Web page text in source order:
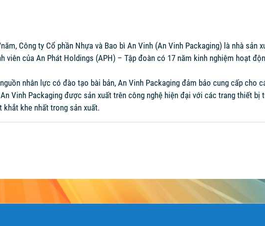
Công ty Cổ phần Nhựa và Bao bì An Vinh (An Vinh Packaging) là nhà sản
của An Phát Holdings (APH) – Tập đoàn có 17 năm kinh nghiệm hoạt
nhân lực có đào tạo bài bản, An Vinh Packaging đảm bảo cung cấp cho
Vinh Packaging được sản xuất trên công nghệ hiện đại với các trang thiết bị
khe nhất trong sản xuất.